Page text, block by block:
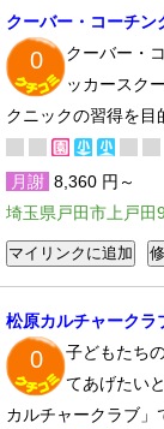
クーバー・コーチン
0
クーバー・
ッカースク
クニックの習得を目
月謝 8,360 円～
埼玉県戸田市上戸田
松原カルチャークラ
0
子どもたち
てあげたい
カルチャークラブ」